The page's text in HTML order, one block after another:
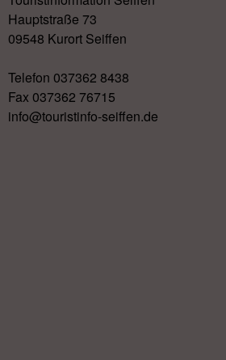
Hauptstraße 73
09548 Kurort Seiffen
Telefon 037362 8438
Fax 037362 76715
info@touristinfo-seiffen.de